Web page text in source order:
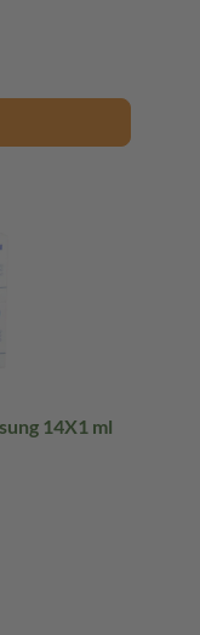
14X1 ml